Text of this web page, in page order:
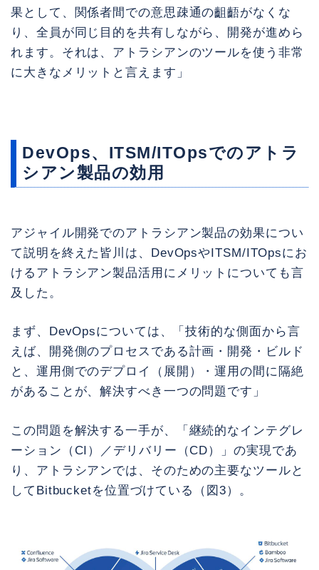
果として、関係者間での意思疎通の齟齬がなくな
り、全員が同じ目的を共有しながら、開発が進めら
れます。それは、アトラシアンのツールを使う非常
に大きなメリットと言えます」
DevOps、ITSM/ITOpsでのアトラ
シアン製品の効用
アジャイル開発でのアトラシアン製品の効果につい
て説明を終えた皆川は、DevOpsやITSM/ITOpsにお
けるアトラシアン製品活用にメリットについても言
及した。
まず、DevOpsについては、「技術的な側面から言
えば、開発側のプロセスである計画・開発・ビルド
と、運用側でのデプロイ（展開）・運用の間に隔絶
があることが、解決すべき一つの問題です」
この問題を解決する一手が、「継続的なインテグレ
ーション（CI）／デリバリー（CD）」の実現であ
り、アトラシアンでは、そのための主要なツールと
してBitbucketを位置づけている（図3）。